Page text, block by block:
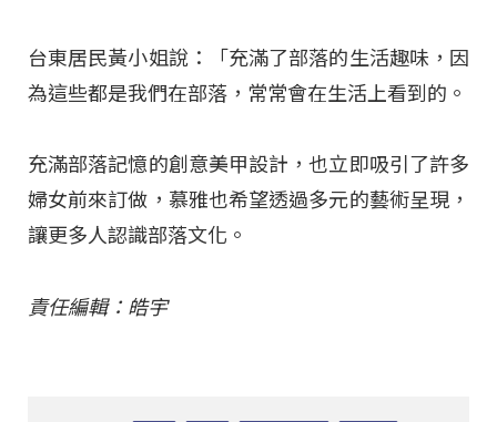
台東居民黃小姐說：「充滿了部落的生活趣味，因
為這些都是我們在部落，常常會在生活上看到的。
充滿部落記憶的創意美甲設計，也立即吸引了許多
婦女前來訂做，慕雅也希望透過多元的藝術呈現，
讓更多人認識部落文化。
責任編輯：皓宇